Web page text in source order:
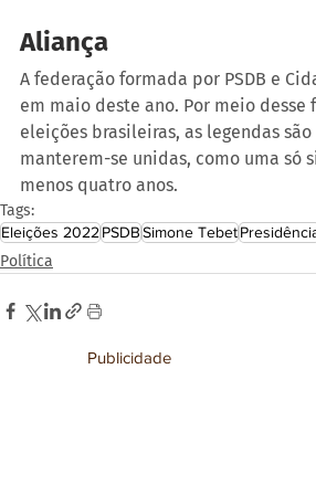
Aliança
A federação formada por PSDB e
em maio deste ano. Por meio
eleições brasileiras, as legendas
manterem-se unidas, como uma só
menos quatro anos.
Tags:
Eleições 2022PSDBSimone Tebet
Política
Publicidade